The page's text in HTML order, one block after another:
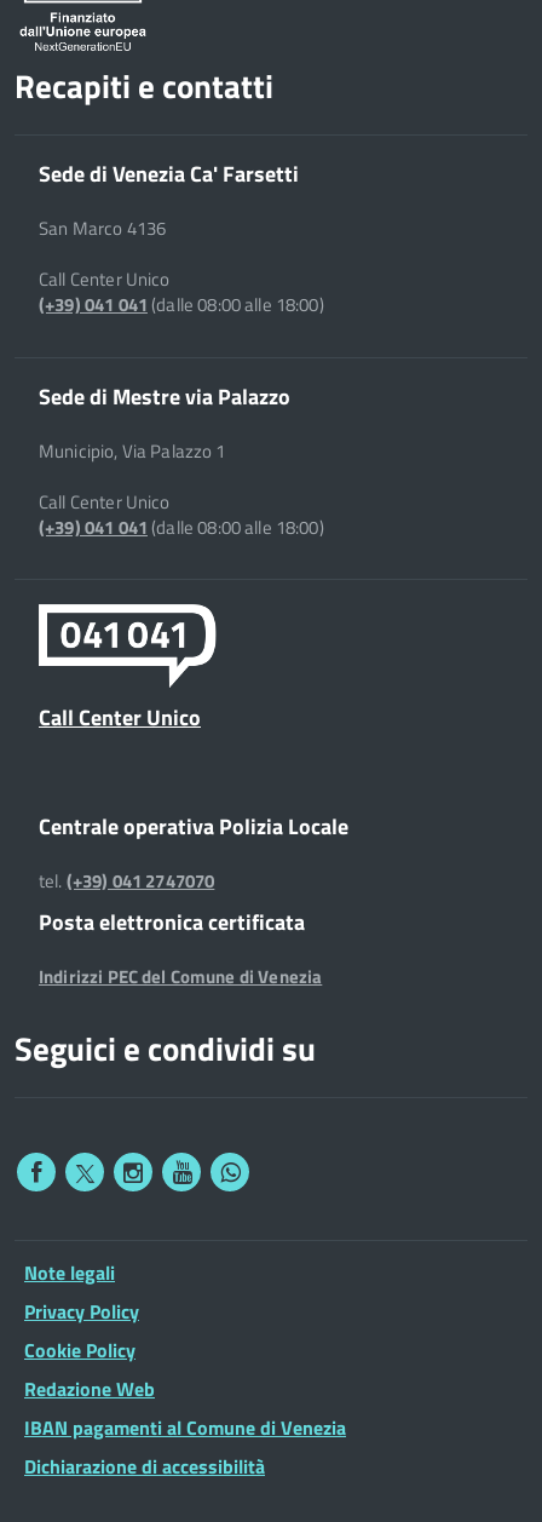
Recapiti e contatti
Sede di Venezia Ca' Farsetti
San Marco 4136
Call Center Unico
(+39) 041 041(dalle 08:00 alle 18:00)
Sede di Mestre via Palazzo
Municipio, Via Palazzo 1
Call Center Unico
(+39) 041 041(dalle 08:00 alle 18:00)
Call Center Unico
Centrale operativa Polizia Locale
tel.(+39) 041 2747070
Posta elettronica certificata
Indirizzi PEC del Comune di Venezia
Seguici e condividi su
Note legali
Privacy Policy
Cookie Policy
Redazione Web
IBAN pagamenti al Comune di Venezia
Dichiarazione di accessibilità